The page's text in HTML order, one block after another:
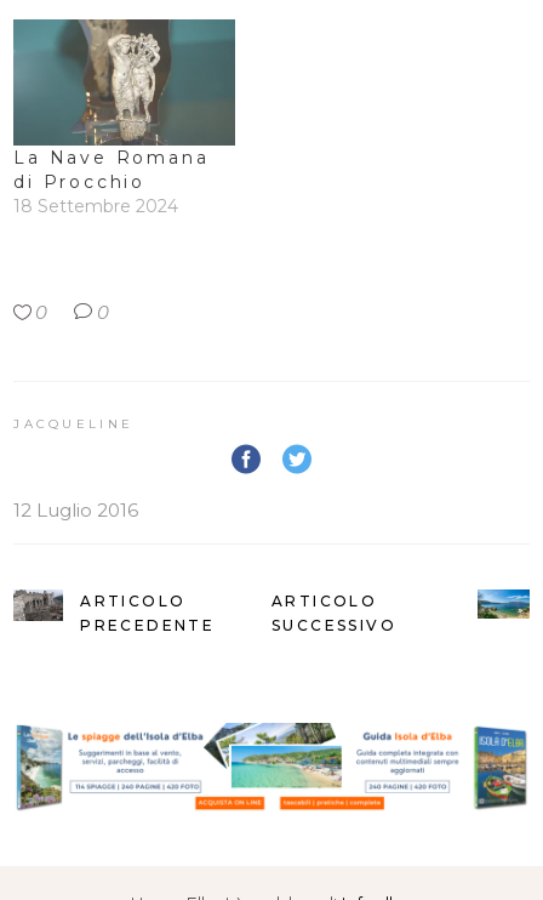
La Nave Romana
di Procchio
18 Settembre 2024
0 0
JACQUELINE
12 Luglio 2016
ARTICOLO
PRECEDENTE
ARTICOLO
SUCCESSIVO